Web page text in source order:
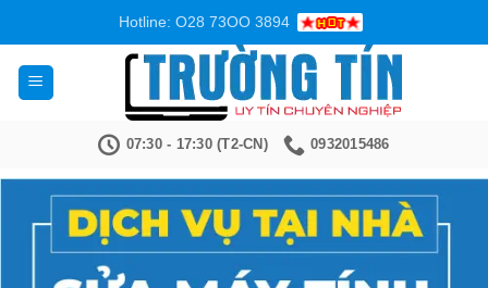
nội
dung
Hotline: O28 73OO 3894
07:30 - 17:30 (T2-CN) 0932015486